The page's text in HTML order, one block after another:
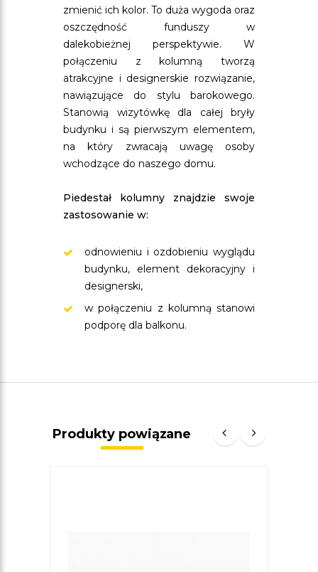
zmienić ich kolor. To duża wygoda oraz
oszczędność funduszy w
dalekobieżnej perspektywie. W
połączeniu z kolumną tworzą
atrakcyjne i designerskie rozwiązanie,
nawiązujące do stylu barokowego.
Stanowią wizytówkę dla całej bryły
budynku i są pierwszym elementem,
na który zwracają uwagę osoby
wchodzące do naszego domu.
Piedestał kolumny znajdzie swoje
zastosowanie w:
odnowieniu i ozdobieniu wyglądu
budynku, element dekoracyjny i
designerski,
w połączeniu z kolumną stanowi
podporę dla balkonu.
Produkty powiązane